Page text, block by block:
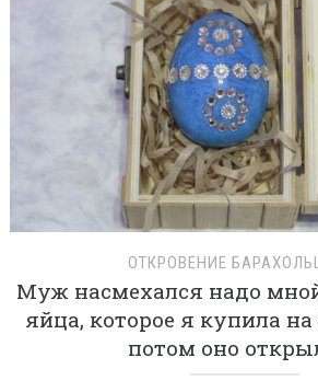
ОТКРОВЕНИЕ
Муж насмехался надо
яйца, которое я купила на
потом оно